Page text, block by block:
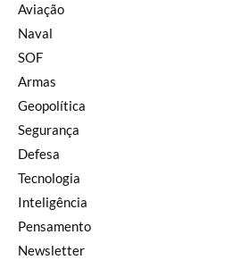
Aviação
Naval
SOF
Armas
Geopolítica
Segurança
Defesa
Tecnologia
Inteligência
Pensamento
Newsletter